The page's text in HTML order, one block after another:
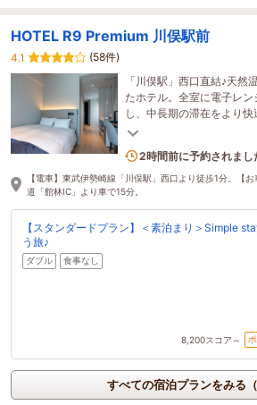
HOTEL R9 Premium 川俣駅前
4.1
(58件)
「川俣駅」西口直結♪天然
たホテル。全室に電子レ
し、中長期の滞在をより
間と天然温泉で、心身とも
2時間前に予約されまし
【電車】東武伊勢崎線「川俣駅」西口より徒歩1分。【
道「館林IC」より車で15分。
【スタンダードプラン】＜素泊まり＞Simple
う旅♪
ダブル 食事なし
8,200スコア～
すべての宿泊プランをみる（